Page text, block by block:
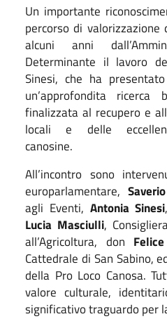
Un importante
percorso di
alcuni anni
Determinante il lavoro
Sinesi, che ha
un’approfondita ricerca
finalizzata al recupero e
locali e delle
canosine.
All’incontro sono
europarlamentare,
agli Eventi, Antonia Sinesi
Lucia Masciulli,
all’Agricoltura, don
Cattedrale di San Sabino,
della Pro Loco Canosa.
valore culturale,
significativo traguardo per